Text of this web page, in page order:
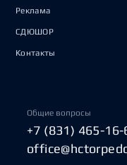
Реклама
СДЮШОР
Контакты
Общие вопросы
+7 (831) 465-16-